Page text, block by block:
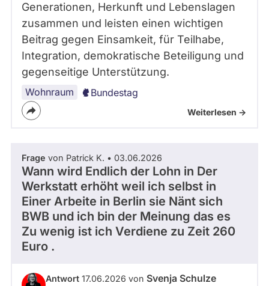
Generationen, Herkunft und Lebenslagen
zusammen und leisten einen wichtigen
Beitrag gegen Einsamkeit, für Teilhabe,
Integration, demokratische Beteiligung und
gegenseitige Unterstützung.
Wohnraum Bundestag
Weiterlesen ->
Frage von Patrick K. • 03.06.2026
Wann wird Endlich der Lohn in Der
Werkstatt erhöht weil ich selbst in
Einer Arbeite in Berlin sie Nänt sich
BWB und ich bin der Meinung das es
Zu wenig ist ich Verdiene zu Zeit 260
Euro .
Antwort 17.06.2026 von Svenja Schulze